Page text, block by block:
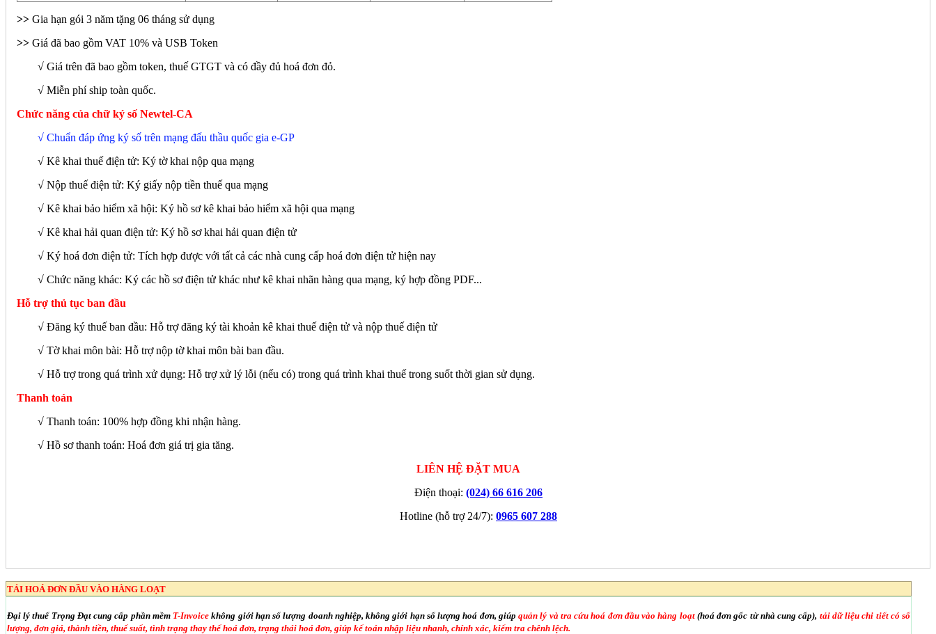
>> Gia hạn gói 3 năm tặng 06 tháng sử dụng
>> Giá đã bao gồm VAT 10% và USB Token
√ Giá trên đã bao gồm token, thuế GTGT và có đầy đủ hoá đơn đỏ.
√ Miễn phí ship toàn quốc.
Chức năng của chữ ký số Newtel-CA
√ Chuẩn đáp ứng ký số trên mạng đấu thầu quốc gia e-GP
√ Kê khai thuế điện tử: Ký tờ khai nộp qua mạng
√ Nộp thuế điện tử: Ký giấy nộp tiền thuế qua mạng
√ Kê khai bảo hiểm xã hội: Ký hồ sơ kê khai bảo hiểm xã hội qua mạng
√ Kê khai hải quan điện tử: Ký hồ sơ khai hải quan điện tử
√ Ký hoá đơn điện tử: Tích hợp được với tất cả các nhà cung cấp hoá đơn điện tử hiện nay
√ Chức năng khác: Ký các hồ sơ điện tử khác như kê khai nhãn hàng qua mạng, ký hợp đồng PDF...
Hỗ trợ thủ tục ban đầu
√ Đăng ký thuế ban đầu: Hỗ trợ đăng ký tài khoản kê khai thuế điện tử và nộp thuế điện tử
√ Tờ khai môn bài: Hỗ trợ nộp tờ khai môn bài ban đầu.
√ Hỗ trợ trong quá trình xử dụng: Hỗ trợ xử lý lỗi (nếu có) trong quá trình khai thuế trong suốt thời gian sử dụng.
Thanh toán
√ Thanh toán: 100% hợp đồng khi nhận hàng.
√ Hồ sơ thanh toán: Hoá đơn giá trị gia tăng.
LIÊN HỆ ĐẶT MUA
Điện thoại: (024) 66 616 206
Hotline (hỗ trợ 24/7): 0965 607 288
TẢI HOÁ ĐƠN ĐẦU VÀO HÀNG LOẠT
Đại lý thuế Trọng Đạt cung cấp phần mềm T-Invoice không giới hạn số lượng doanh nghiệp, không giới hạn số lượng hoá đơn, giúpquản lý và tra cứu hoá đơn đầu vào hàng loạt(hoá đơn gốc từ nhà cung cấp), tải dữ liệu chi tiết có số
lượng, đơn giá, thành tiền, thuế suất, tình trạng thay thế hoá đơn, trạng thái hoá đơn, giúp kế toán nhập liệu nhanh, chính xác, kiểm tra chênh lệch.